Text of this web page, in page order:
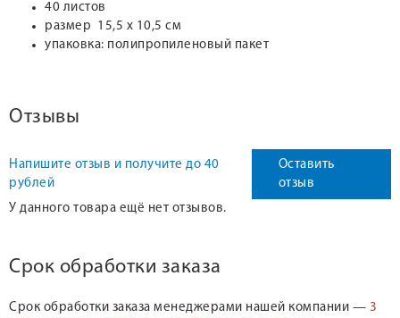
40 листов
размер 15,5 х 10,5 см
упаковка: полипропиленовый пакет
Отзывы
Напишите отзыв и получите до 40
рублей
Оставить
отзыв
У данного товара ещё нет отзывов.
Срок обработки заказа
Срок обработки заказа менеджерами нашей компании — 3